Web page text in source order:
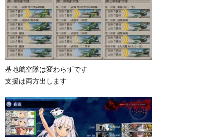
基地航空隊は変わらずです
支援は両方出します